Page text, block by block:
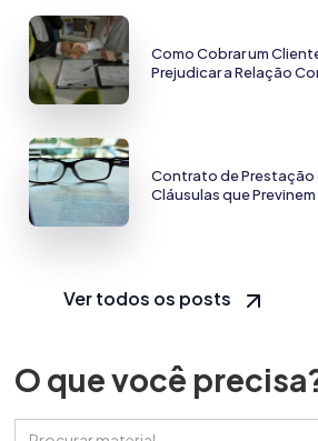
Como Cobrar um
Prejudicar a Relação
Contrato de Prestação
Cláusulas que
Ver todos os posts
O que você